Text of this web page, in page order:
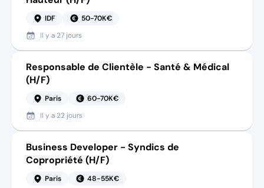
IDF
50-70K€
Il y a 27 jours
Responsable de Clientèle - Santé & Médical
(H/F)
Paris
60-70K€
Il y a 22 jours
Business Developer - Syndics de
Copropriété (H/F)
Paris
48-55K€